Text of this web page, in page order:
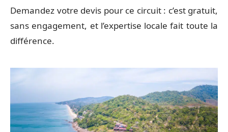
Demandez votre devis pour ce circuit : c’est gratuit,
sans engagement, et l’expertise locale fait toute la
différence.